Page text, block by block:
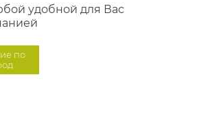
удобной для Вас
по